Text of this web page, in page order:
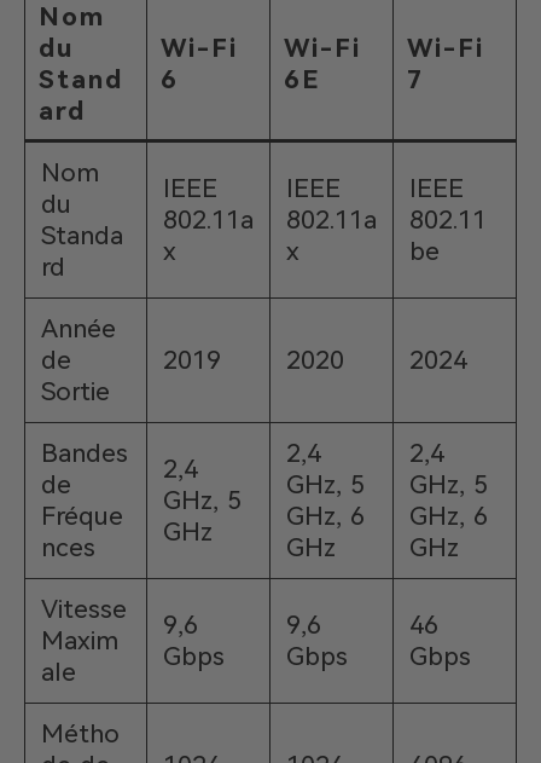
Nom
du
Stand
ard
Wi-Fi
6
Wi-Fi
6E
Wi-Fi
7
Nom
du
Standa
rd
IEEE
802.11a
x
IEEE
802.11a
x
IEEE
802.11
be
Année
de
Sortie
2019 2020 2024
Bandes
de
Fréque
nces
2,4
GHz, 5
GHz
2,4
GHz, 5
GHz, 6
GHz
2,4
GHz, 5
GHz, 6
GHz
Vitesse
Maxim
ale
9,6
Gbps
9,6
Gbps
46
Gbps
Métho